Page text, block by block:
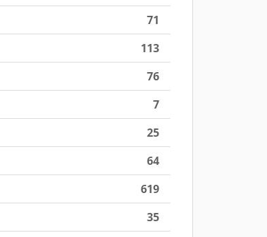
71
113
76
7
25
64
619
35